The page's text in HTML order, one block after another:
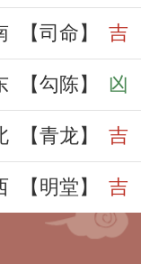
【司命】 吉
【勾陈】 凶
【青龙】 吉
【明堂】 吉